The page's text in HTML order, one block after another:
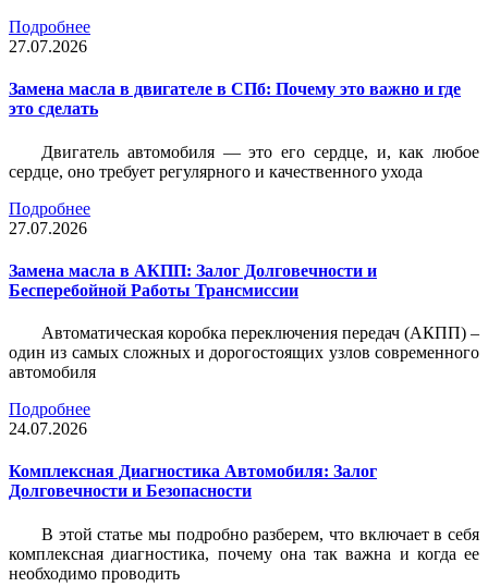
Подробнее
27.07.2026
Замена масла в двигателе в СПб: Почему это важно и где
это сделать
Двигатель автомобиля — это его сердце, и, как любое
сердце, оно требует регулярного и качественного ухода
Подробнее
27.07.2026
Замена масла в АКПП: Залог Долговечности и
Бесперебойной Работы Трансмиссии
Автоматическая коробка переключения передач (АКПП) –
один из самых сложных и дорогостоящих узлов современного
автомобиля
Подробнее
24.07.2026
Комплексная Диагностика Автомобиля: Залог
Долговечности и Безопасности
В этой статье мы подробно разберем, что включает в себя
комплексная диагностика, почему она так важна и когда ее
необходимо проводить